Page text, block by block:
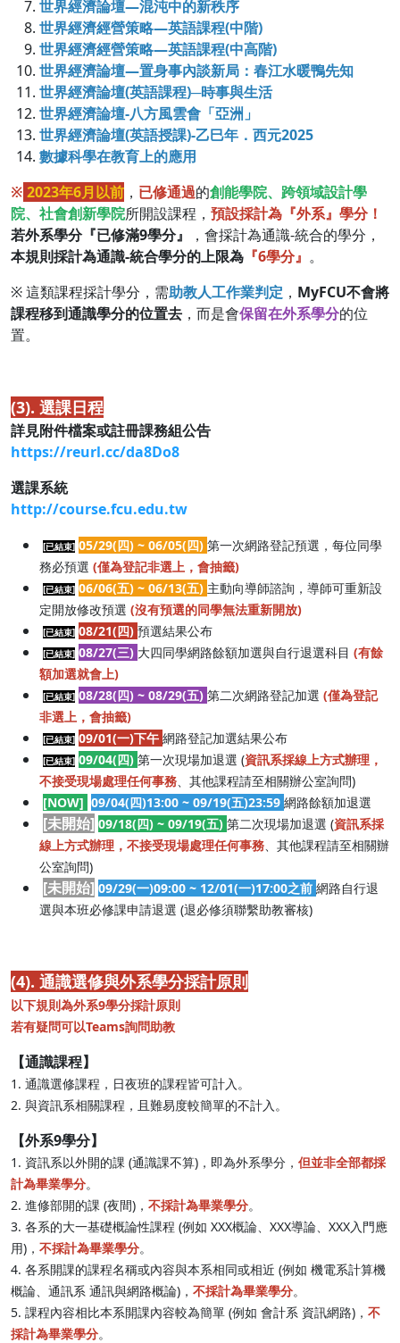
世界經濟論壇—混沌中的新秩序
世界經濟經營策略—英語課程(中階)
世界經濟經營策略—英語課程(中高階)
世界經濟論壇—置身事內談新局：春江水暖鴨先知
世界經濟論壇(英語課程)─時事與生活
世界經濟論壇-八方風雲會「亞洲」
世界經濟論壇(英語授課)-乙巳年．西元2025
數據科學在教育上的應用
※ 2023年6月以前 ， 已修通過的創能學院、跨領域設計學
院、社會創新學院所開設課程， 預設採計為『外系』學分！
若外系學分『已修滿9學分』
，會採計為通識-統合的學分，
本規則採計為通識-統合學分的上限為 『6學分』 。
※ 這類課程採計學分，需助教人工作業判定 ， MyFCU不會將
課程移到通識學分的位置去 ，而是會保留在外系學分的位
置。
(3). 選課日程
詳見附件檔案或註冊課務組公告
https://reurl.cc/da8Do8
選課系統
http://course.fcu.edu.tw
[已結束] 05/29(四) ~ 06/05(四) 第一次網路登記預選，每位同學
務必預選 (僅為登記非選上，會抽籤)
[已結束] 06/06(五) ~ 06/13(五) 主動向導師諮詢，導師可重新設
定開放修改預選 (沒有預選的同學無法重新開放)
[已結束] 08/21(四) 預選結果公布
[已結束] 08/27(三) 大四同學網路餘額加選與自行退選科目 (有餘
額加選就會上)
[已結束] 08/28(四) ~ 08/29(五) 第二次網路登記加選 (僅為登記
非選上，會抽籤)
[已結束] 09/01(一)下午 網路登記加選結果公布
[已結束] 09/04(四) 第一次現場加退選 (資訊系採線上方式辦理，
不接受現場處理任何事務、其他課程請至相關辦公室詢問)
[NOW] 09/04(四)13:00 ~ 09/19(五)23:59 網路餘額加退選
[未開始] 09/18(四) ~ 09/19(五) 第二次現場加退選 (資訊系採
線上方式辦理，不接受現場處理任何事務、其他課程請至相關辦
公室詢問)
[未開始] 09/29(一)09:00 ~ 12/01(一)17:00之前 網路自行退
選與本班必修課申請退選 (退必修須聯繫助教審核)
(4). 通識選修與外系學分採計原則
以下規則為外系9學分採計原則
若有疑問可以Teams詢問助教
【通識課程】
1. 通識選修課程，日夜班的課程皆可計入。
2. 與資訊系相關課程，且難易度較簡單的不計入。
【外系9學分】
1. 資訊系以外開的課 (通識課不算)，即為外系學分， 但並非全部都採
計為畢業學分。
2. 進修部開的課 (夜間)， 不採計為畢業學分。
3. 各系的大一基礎概論性課程 (例如 XXX概論、XXX導論、XXX入門應
用)， 不採計為畢業學分。
4. 各系開課的課程名稱或內容與本系相同或相近 (例如 機電系計算機
概論、通訊系 通訊與網路概論)， 不採計為畢業學分。
5. 課程內容相比本系開課內容較為簡單 (例如 會計系 資訊網路)， 不
採計為畢業學分。